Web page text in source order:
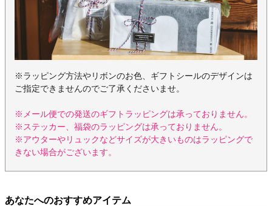
※ラッピング方法やリボンのお色、ギフトシールのデザインは
ご指定できませんのでご了承くださいませ。
※メール便での発送のギフトラッピングは承っておりません。
※ステッカー、福袋のラッピングは承っておりません。
※アウターやリュックなどサイズが大きいものはラッピングで
きない場合がございます。
あなたへのおすすめアイテム